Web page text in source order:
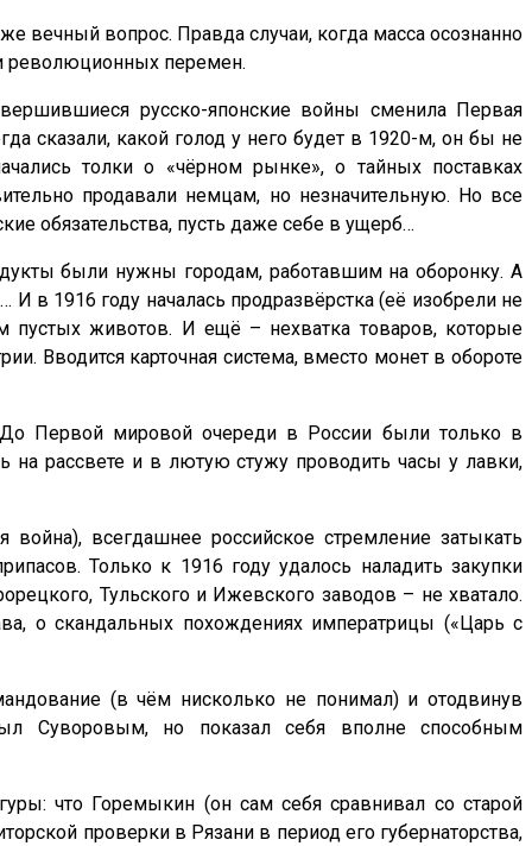
вечный вопрос. Правда случаи, когда масса осознанно
революционных перемен.
русско-японские войны сменила Первая
сказали, какой голод у него будет в 1920-м, он бы не
толки о «чёрном рынке», о тайных поставках
продавали немцам, но незначительную. Но все
обязательства, пусть даже себе в ущерб…
были нужны городам, работавшим на оборонку. А
в 1916 году началась продразвёрстка (её изобрели не
пустых животов. И ещё – нехватка товаров, которые
Вводится карточная система, вместо монет в обороте
Первой мировой очереди в России были только в
на рассвете и в лютую стужу проводить часы у лавки,
война), всегдашнее российское стремление затыкать
Только к 1916 году удалось наладить закупки
Тульского и Ижевского заводов – не хватало.
о скандальных похождениях императрицы («Царь с
(в чём нисколько не понимал) и отодвинув
Суворовым, но показал себя вполне способным
что Горемыкин (он сам себя сравнивал со старой
проверки в Рязани в период его губернаторства,